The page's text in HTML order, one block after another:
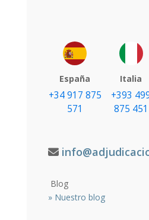
España
+34 917 875
571
Italia
+393
875 451
Blog
» Nuestro blog